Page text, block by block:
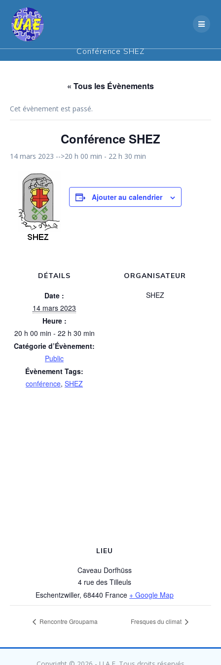
Conférence SHEZ
« Tous les Évènements
Cet évènement est passé.
Conférence SHEZ
14 mars 2023 -->20 h 00 min - 22 h 30 min
Ajouter au calendrier
DÉTAILS
Date :
14 mars 2023
Heure :
20 h 00 min - 22 h 30 min
Catégorie d’Évènement:
Public
Évènement Tags:
conférence, SHEZ
ORGANISATEUR
SHEZ
LIEU
Caveau Dorfhüss
4 rue des Tilleuls
Eschentzwiller, 68440 France + Google Map
Rencontre Groupama Fresques du climat